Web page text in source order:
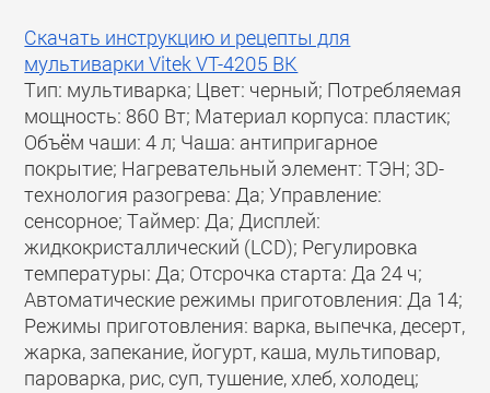
Скачать инструкцию и рецепты для
мультиварки Vitek VT-4205 BK
Тип: мультиварка; Цвет: черный; Потребляемая
мощность: 860 Вт; Материал корпуса: пластик;
Объём чаши: 4 л; Чаша: антипригарное
покрытие; Нагревательный элемент: ТЭН; 3D-
технология разогрева: Да; Управление:
сенсорное; Таймер: Да; Дисплей:
жидкокристаллический (LCD); Регулировка
температуры: Да; Отсрочка старта: Да 24 ч;
Автоматические режимы приготовления: Да 14;
Режимы приготовления: варка, выпечка, десерт,
жарка, запекание, йогурт, каша, мультиповар,
пароварка, рис, суп, тушение, хлеб, холодец;